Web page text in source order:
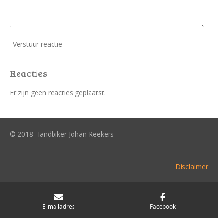
Verstuur reactie
Reacties
Er zijn geen reacties geplaatst.
© 2018 Handbiker Johan Reekers
Disclaimer
E-mailadres Facebook